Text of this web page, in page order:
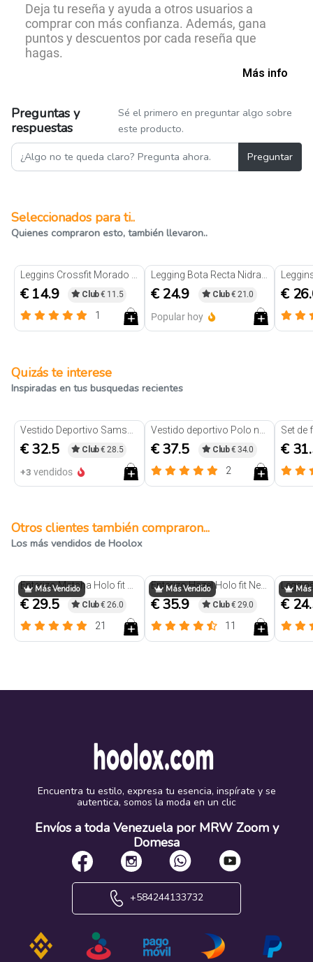
Deja tu reseña y ayuda a otros usuarios a
comprar con más confianza. Además, gana
puntos y descuentos por cada reseña que
hagas.
Más info
Preguntas y
respuestas
Sé el primero en preguntar algo sobre
este producto.
Preguntar
Seleccionados para ti..
Quienes compraron esto, también llevaron..
€ 14.9 Club€ 11.5
1
€ 24.9 Club€ 21.0
Popular hoy
€
Quizás te interese
Inspiradas en tus busquedas recientes
€ 32.5 Club€ 28.5
+3 vendidos
€ 37.5 Club€ 34.0
2
€
Otros clientes también compraron...
Los más vendidos de Hoolox
Más Vendido
€ 29.5 Club€ 26.0
21
Más Vendido Enterizo Hazel Holo fit Negro
€ 35.9 Club€ 29.0
11
Más
€
Encuentra tu estilo, expresa tu esencia, inspírate y se
autentica, somos la moda en un clic
Envíos a toda Venezuela por MRW Zoom y
Domesa
+584244133732